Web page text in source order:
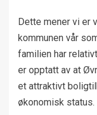
Dette mener vi er
kommunen vår
familien har
er opptatt av at
et attraktivt
økonomisk status.